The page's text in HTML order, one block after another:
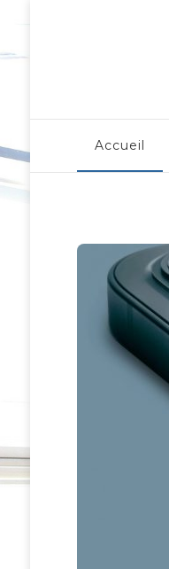
Accueil